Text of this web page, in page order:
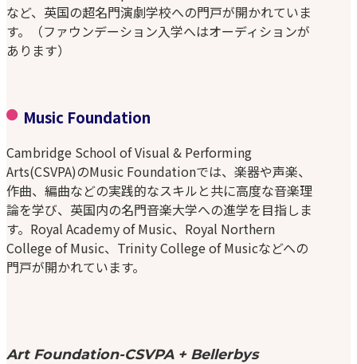
など、英国の超名門演劇学校への門戸が開かれていま
す。（ファウンデーション入学へはオーディションが
あります）
Music Foundation
Cambridge School of Visual & Performing
Arts(CSVPA)のMusic Foundationでは、楽器や声楽、
作曲、編曲などの実践的なスキルと共に高度な音楽理
論を学び、英国内の名門音楽大学への進学を目指しま
す。Royal Academy of Music、Royal Northern
College of Music、Trinity College of Musicなどへの
門戸が開かれています。
Art Foundation-CSVPA + Bellerbys